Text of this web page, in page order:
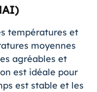
températures et
moyennes
agréables et
est idéale pour
est stable et les